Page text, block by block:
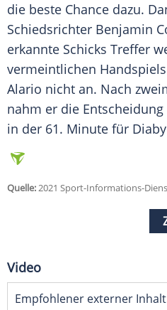
die beste Chance dazu.
Schiedsrichter Benjamin
erkannte Schicks Treffer
vermeintlichen
Alario nicht an. Nach
nahm er die
in der 61. Minute für
Quelle:2021 Sport-Informations-
Video
Empfohlener externer